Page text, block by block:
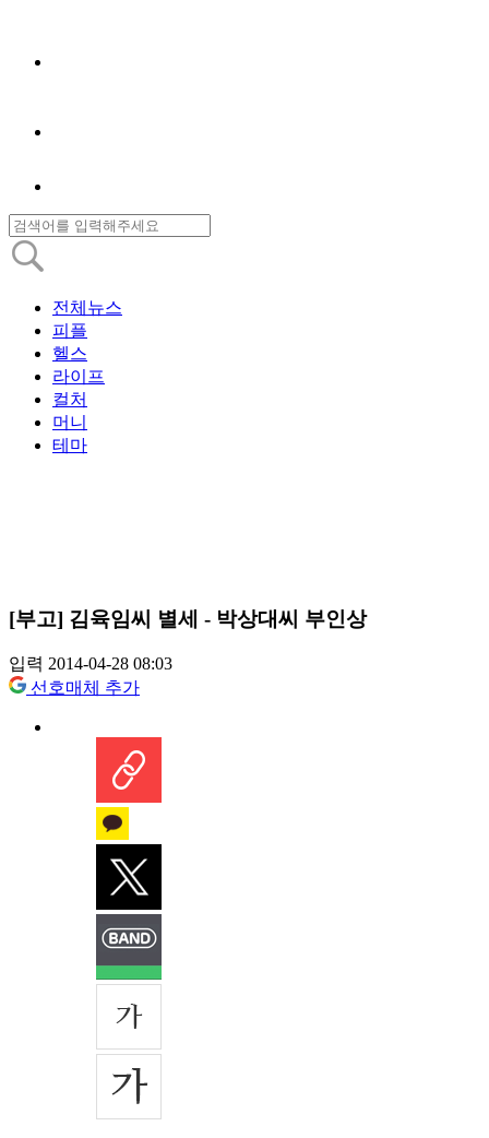
전체뉴스
피플
헬스
라이프
컬처
머니
테마
[부고] 김육임씨 별세 - 박상대씨 부인상
입력 2014-04-28 08:03
선호매체 추가